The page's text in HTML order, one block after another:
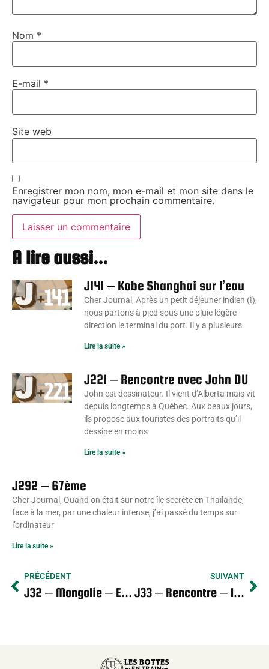
Nom *
E-mail *
Site web
Enregistrer mon nom, mon e-mail et mon site dans le
navigateur pour mon prochain commentaire.
A lire aussi...
J141 – Kobe Shanghai sur l’eau
Cher Journal, Après un petit déjeuner indien (!),
nous partons à pied sous une pluie légère
direction le terminal du port. Il y a plusieurs
Lire la suite »
J221 – Rencontre avec John DU
John est dessinateur. Il vient d’Alberta mais vit
depuis longtemps à Québec. Aux beaux jours,
ils propose aux touristes des portraits qu’il
dessine en moins
Lire la suite »
J292 – 67ème
Cher Journal, Quand on était sur notre île secrète en Thaïlande,
face à la mer, par une chaleur intense, j’ai passé du temps sur
l’ordinateur
Lire la suite »
PRÉCÉDENT
J32 – Mongolie – Enfants voyageurs et enfants nomades
SUIVANT
J33 – Rencontre – la famille de nomades Erdenetogtokh